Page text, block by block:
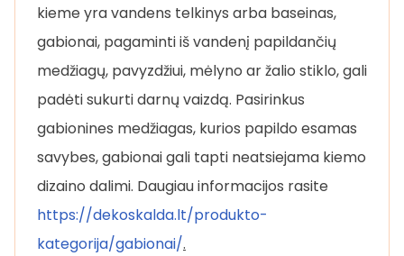
kieme yra vandens telkinys arba baseinas,
gabionai, pagaminti iš vandenį papildančių
medžiagų, pavyzdžiui, mėlyno ar žalio stiklo, gali
padėti sukurti darnų vaizdą. Pasirinkus
gabionines medžiagas, kurios papildo esamas
savybes, gabionai gali tapti neatsiejama kiemo
dizaino dalimi. Daugiau informacijos rasite
https://dekoskalda.lt/produkto-
kategorija/gabionai/.